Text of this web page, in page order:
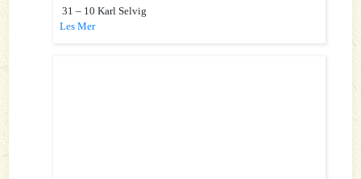
31 – 10 Karl Selvig
Les Mer